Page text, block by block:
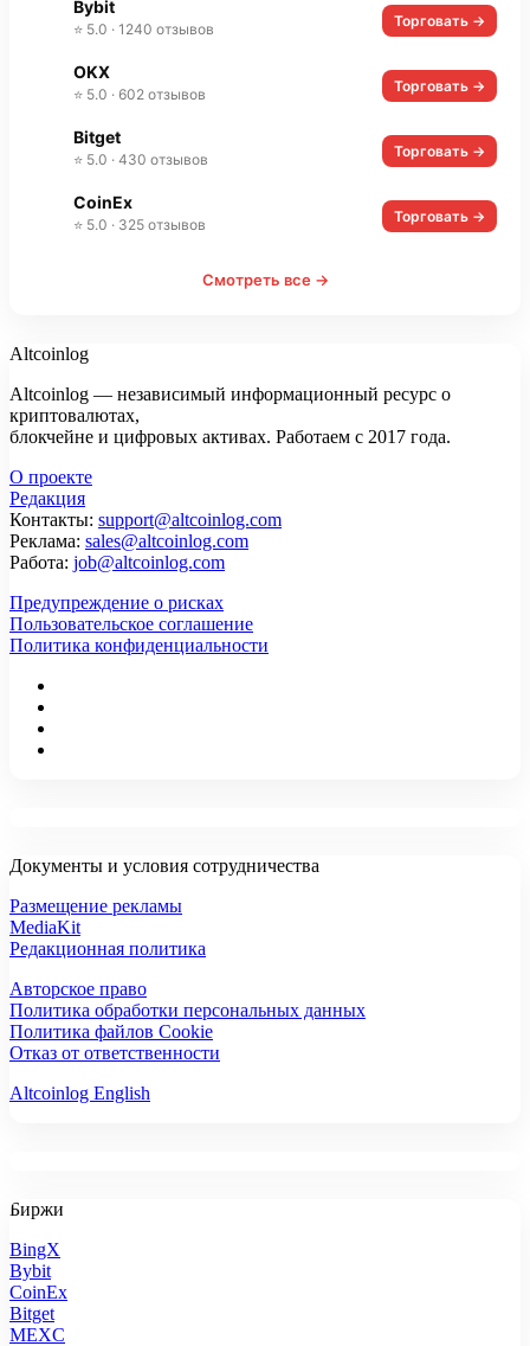
Bybit
⭐ 5.0 · 1240 отзывов Торговать →
OKX
⭐ 5.0 · 602 отзывов Торговать →
Bitget
⭐ 5.0 · 430 отзывов Торговать →
CoinEx
⭐ 5.0 · 325 отзывов Торговать →
Смотреть все →
Altcoinlog
Altcoinlog — независимый информационный ресурс о
криптовалютах,
блокчейне и цифровых активах. Работаем с 2017 года.
О проекте
Редакция
Контакты: support@altcoinlog.com
Реклама: sales@altcoinlog.com
Работа: job@altcoinlog.com
Предупреждение о рисках
Пользовательское соглашение
Политика конфиденциальности
Документы и условия сотрудничества
Размещение рекламы
MediaKit
Редакционная политика
Авторское право
Политика обработки персональных данных
Политика файлов Cookie
Отказ от ответственности
Altcoinlog English
Биржи
BingX
Bybit
CoinEx
Bitget
MEXC